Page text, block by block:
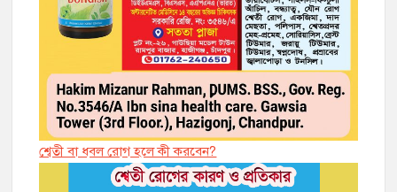
শ্বেতী বা ধবল রোগ হলে কী করবেন?